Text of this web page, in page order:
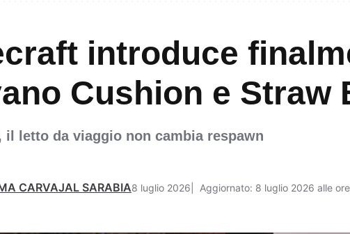
introduce
Cushion e Straw
il letto da viaggio non cambia respawn
CARVAJAL SARABIA8 luglio 2026 Aggiornato: 8 luglio 2026 alle